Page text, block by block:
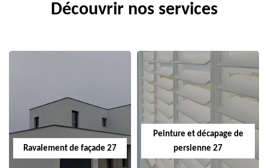
Découvrir nos services
Ravalement de façade 27
Peinture et décapage de
persienne 27